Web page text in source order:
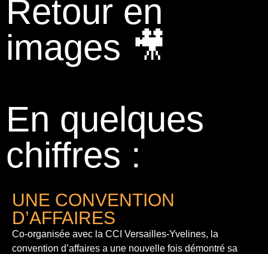
Retour en
images 🎥
En quelques
chiffres :
UNE CONVENTION
D’AFFAIRES
Co-organisée avec la CCI Versailles-Yvelines, la
convention d’affaires a une nouvelle fois démontré sa